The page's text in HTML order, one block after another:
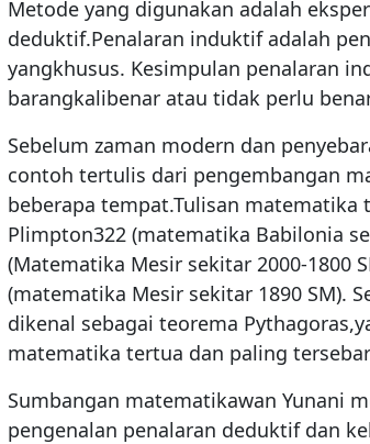
Metode yang digunakan adalah
deduktif.Penalaran induktif adalah
yangkhusus. Kesimpulan penalaran
barangkalibenar atau tidak perlu
Sebelum zaman modern dan
contoh tertulis dari pengembangan
beberapa tempat.Tulisan
Plimpton322 (matematika Babilonia
(Matematika Mesir sekitar 2000-1800
(matematika Mesir sekitar 1890 SM).
dikenal sebagai teorema
matematika tertua dan paling
Sumbangan matematikawan Yunani
pengenalan penalaran deduktif dan